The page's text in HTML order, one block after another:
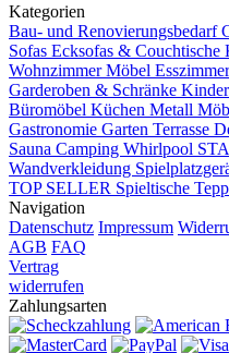
Kategorien
Bau- und Renovierungsbedarf
Sofas Ecksofas & Couchtische
Wohnzimmer Möbel
Garderoben & Schränke
Büromöbel Küchen Metall
Gastronomie Garten Terrasse
Sauna Camping Whirlpool
Wandverkleidung
TOP SELLER Spieltische
Navigation
Datenschutz Impressum
AGB FAQ
Vertrag
widerrufen
Zahlungsarten